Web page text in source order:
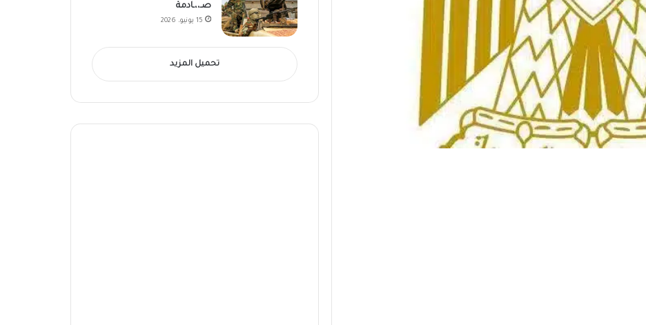
صـ،،ـادمة
15 يونيو، 2026
تحميل المزيد